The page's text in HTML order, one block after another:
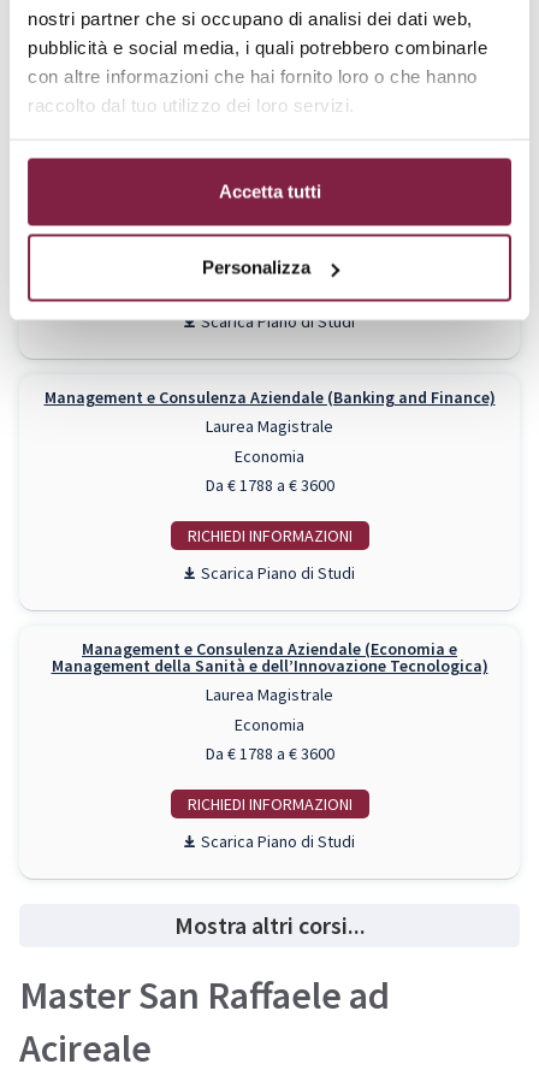
nostri partner che si occupano di analisi dei dati web,
pubblicità e social media, i quali potrebbero combinarle
con altre informazioni che hai fornito loro o che hanno
raccolto dal tuo utilizzo dei loro servizi.
Accetta tutti
Personalizza
RICHIEDI INFO
Piano di Studi
Economia
Da € 1788 a € 3600
Piano di Studi
Management e Consulenza Aziendale (Banking and Finance)
Laurea Magistrale
Economia
Da € 1788 a € 3600
RICHIEDI INFO
Piano di Studi
Management e Consulenza Aziendale (Economia e
Management della Sanità e dell’Innovazione Tecnologica)
Laurea Magistrale
Economia
Da € 1788 a € 3600
RICHIEDI INFO
Piano di Studi
Mostra altri corsi...
Master San Raffaele ad
Acireale